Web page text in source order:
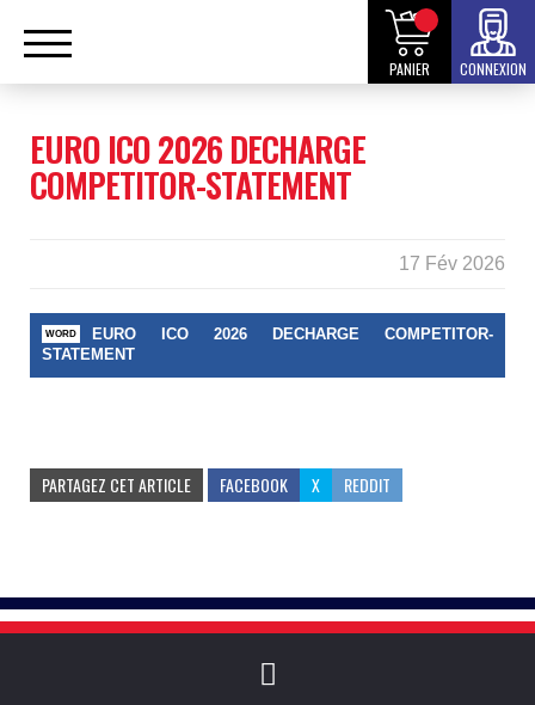
PANIER CONNEXION
EURO ICO 2026 DECHARGE
COMPETITOR-STATEMENT
17 Fév 2026
EURO ICO 2026 DECHARGE COMPETITOR-
STATEMENT
PARTAGEZ CET ARTICLE FACEBOOK X REDDIT